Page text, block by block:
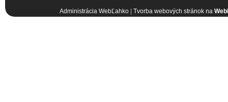
Administrácia WebĽahko| Tvorba webových stránok na